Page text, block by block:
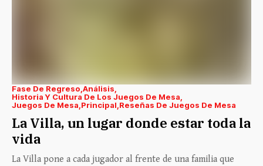
Fase De Regreso Análisis
Historia Y Cultura De Los Juegos De Mesa
Juegos De Mesa Principal Reseñas De Juegos De Mesa
La Villa, un lugar donde estar toda la
vida
La Villa pone a cada jugador al frente de una familia que